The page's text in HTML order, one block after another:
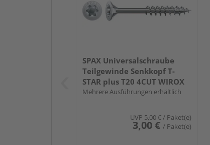
SPAX Universalschraube
Teilgewinde Senkkopf T-
STAR plus T20 4CUT WIROX
Mehrere Ausführungen erhältlich
UVP 5,00 € / Paket(e)
3,00 € / Paket(e)